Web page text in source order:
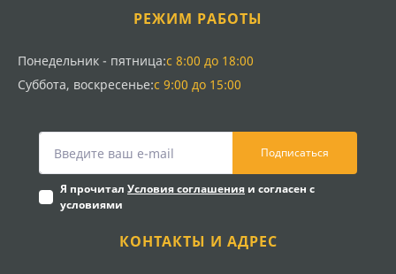
РЕЖИМ РАБОТЫ
Понедельник - пятница:с 8:00 до 18:00
Суббота, воскресенье:с 9:00 до 15:00
Подписаться
Я прочитал Условия соглашения и согласен с
условиями
КОНТАКТЫ И АДРЕС